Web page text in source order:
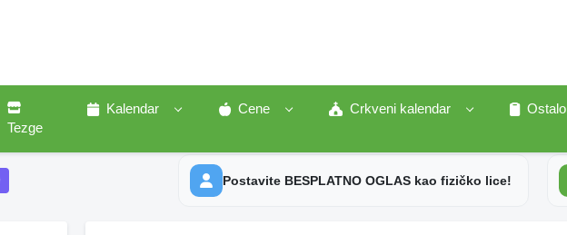
Tezge
Kalendar Cene Crkveni kalendar
Ostalo
Postavite BESPLATNO OGLAS kao fizičko lice!